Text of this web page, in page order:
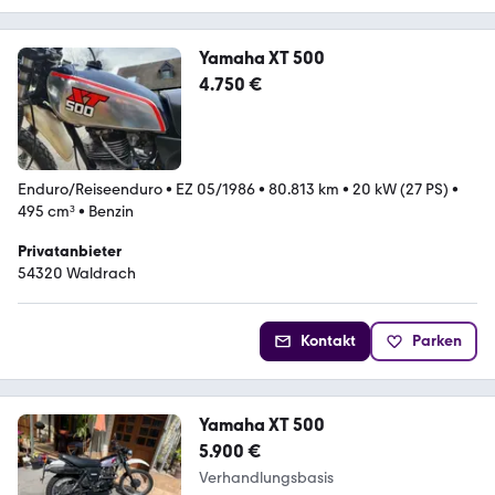
Yamaha XT 500
4.750 €
Enduro/Reiseenduro• EZ 05/1986• 80.813 km • 20 kW (27 PS) •
495 cm³• Benzin
Privatanbieter
54320 Waldrach
Kontakt Parken
Yamaha XT 500
5.900 €
Verhandlungsbasis